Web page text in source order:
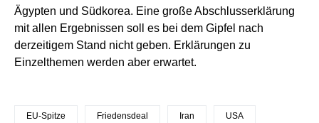
Ägypten und Südkorea. Eine große Abschlusserklärung
mit allen Ergebnissen soll es bei dem Gipfel nach
derzeitigem Stand nicht geben. Erklärungen zu
Einzelthemen werden aber erwartet.
EU-Spitze Friedensdeal Iran USA